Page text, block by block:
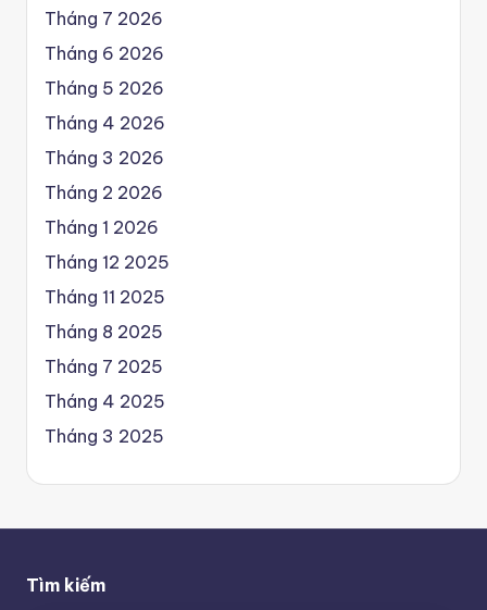
Tháng 7 2026
Tháng 6 2026
Tháng 5 2026
Tháng 4 2026
Tháng 3 2026
Tháng 2 2026
Tháng 1 2026
Tháng 12 2025
Tháng 11 2025
Tháng 8 2025
Tháng 7 2025
Tháng 4 2025
Tháng 3 2025
Tìm kiếm